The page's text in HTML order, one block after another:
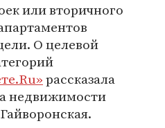
или вторичного
О целевой
рассказала
недвижимости